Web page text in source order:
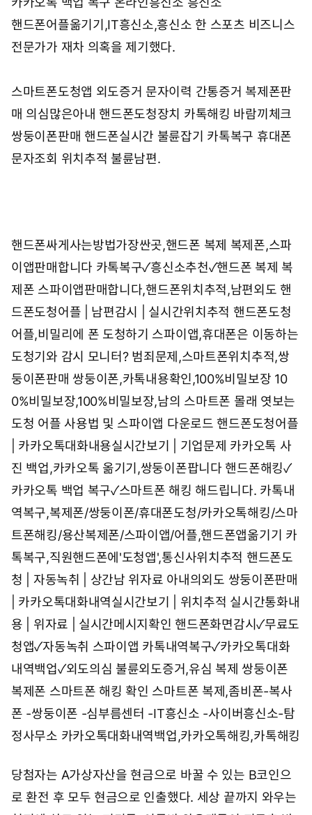
핸드폰어플옮기기,IT흥신소,흥신소 한 스포츠 비즈니스
전문가가 재차 의혹을 제기했다.
스마트폰도청앱 외도증거 문자이력 간통증거 복제폰판
매 의심많은아내 핸드폰도청장치 카톡해킹 바람끼체크
쌍둥이폰판매 핸드폰실시간 불륜잡기 카톡복구 휴대폰
문자조회 위치추적 불륜남편.
핸드폰싸게사는방법가장싼곳,핸드폰 복제 복제폰,스파
이앱판매합니다 카톡복구✓흥신소추천✓핸드폰 복제 복
제폰 스파이앱판매합니다,핸드폰위치추적,남편외도 핸
드폰도청어플 | 남편감시 | 실시간위치추적 핸드폰도청
어플,비밀리에 폰 도청하기 스파이앱,휴대폰은 이동하는
도청기와 감시 모니터? 범죄문제,스마트폰위치추적,쌍
둥이폰판매 쌍둥이폰,카톡내용확인,100%비밀보장 10
0%비밀보장,100%비밀보장,남의 스마트폰 몰래 엿보는
도청 어플 사용법 및 스파이앱 다운로드 핸드폰도청어플
| 카카오톡대화내용실시간보기 | 기업문제 카카오톡 사
진 백업,카카오톡 옮기기,쌍둥이폰팝니다 핸드폰해킹✓
카카오톡 백업 복구✓스마트폰 해킹 해드립니다. 카톡내
역복구,복제폰/쌍둥이폰/휴대폰도청/카카오톡해킹/스마
트폰해킹/용산복제폰/스파이앱/어플,핸드폰앱옮기기 카
톡복구,직원핸드폰에'도청앱',통신사위치추적 핸드폰도
청 | 자동녹취 | 상간남 위자료 아내의외도 쌍둥이폰판매
| 카카오톡대화내역실시간보기 | 위치추적 실시간통화내
용 | 위자료 | 실시간메시지확인 핸드폰화면감시✓무료도
청앱✓자동녹취 스파이앱 카톡내역복구✓카카오톡대화
내역백업✓외도의심 불륜외도증거,유심 복제 쌍둥이폰
복제폰 스마트폰 해킹 확인 스마트폰 복제,좀비폰-복사
폰 -쌍둥이폰 -심부름센터 -IT흥신소 -사이버흥신소-탐
정사무소 카카오톡대화내역백업,카카오톡해킹,카톡해킹
당첨자는 A가상자산을 현금으로 바꿀 수 있는 B코인으
로 환전 후 모두 현금으로 인출했다. 세상 끝까지 와우는